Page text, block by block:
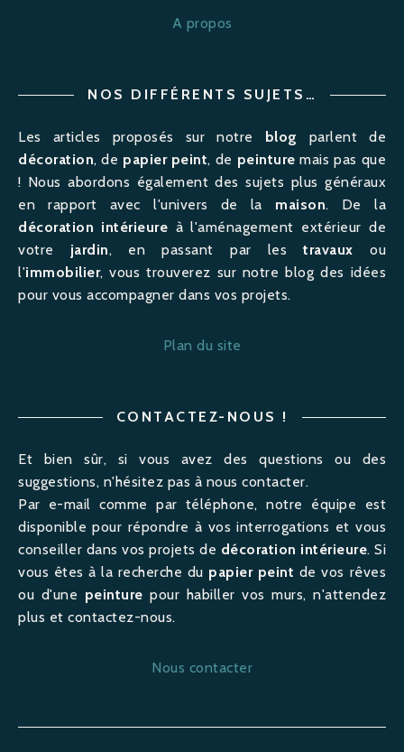
A propos
NOS DIFFÉRENTS SUJETS…
Les articles proposés sur notre blog parlent de
décoration, de papier peint, de peinture mais pas que
! Nous abordons également des sujets plus généraux
en rapport avec l'univers de la maison. De la
décoration intérieure à l'aménagement extérieur de
votre jardin, en passant par lestravaux ou
l'immobilier, vous trouverez sur notre blog des idées
pour vous accompagner dans vos projets.
Plan du site
CONTACTEZ-NOUS !
Et bien sûr, si vous avez des questions ou des
suggestions, n'hésitez pas à nous contacter.
Par e-mail comme par téléphone, notre équipe est
disponible pour répondre à vos interrogations et vous
conseiller dans vos projets de décoration intérieure. Si
vous êtes à la recherche du papier peint de vos rêves
ou d'une peinture pour habiller vos murs, n'attendez
plus et contactez-nous.
Nous contacter